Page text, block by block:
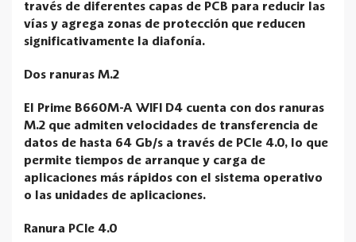
través de diferentes capas de PCB para reducir las
vías y agrega zonas de protección que reducen
significativamente la diafonía.
Dos ranuras M.2
El Prime B660M-A WIFI D4 cuenta con dos ranuras
M.2 que admiten velocidades de transferencia de
datos de hasta 64 Gb/s a través de PCIe 4.0, lo que
permite tiempos de arranque y carga de
aplicaciones más rápidos con el sistema operativo
o las unidades de aplicaciones.
Ranura PCIe 4.0